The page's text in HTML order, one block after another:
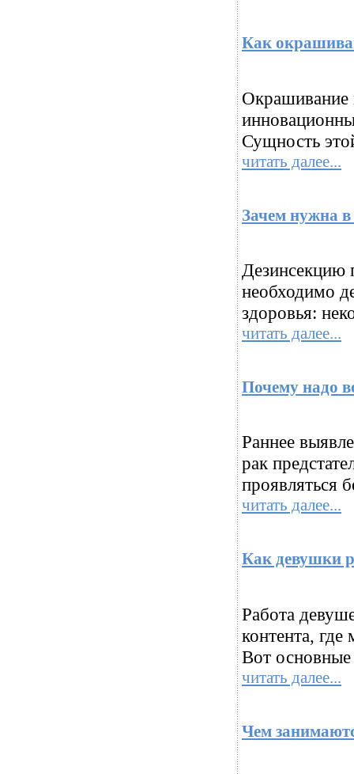
Как
Окрашивание
Сущность
читать далее...
Зачем нужна
Дезинсекцию
необходимо
здоровья:
читать далее...
Почему надо
Раннее
рак
проявляться
читать далее...
Как девушки
Работа
контента,
Вот
читать далее...
Чем